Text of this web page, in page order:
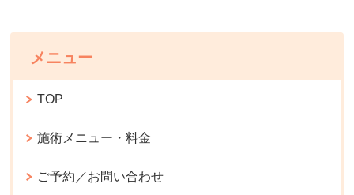
メニュー
TOP
施術メニュー・料金
ご予約／お問い合わせ